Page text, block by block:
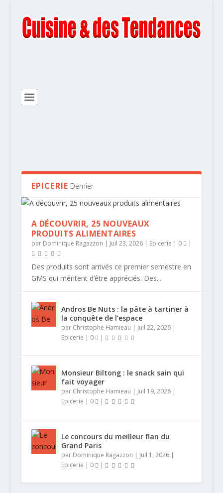
LIQUEUR NEPITA DE L.N. MATTEI,
TREIZE ROSÉS À LA DOUZAINE POUR
A DÉCOUVRIR, 25 NOUVEAUX PRODUITS
ANDROS BE NUTS : LA PÂTE À
140°, LE FRITKOT DE MALLORY GABSI À
CONSEILS DE DINA NIKOLAOU POUR
EPICERIE Dernier
A DÉCOUVRIR, 25 NOUVEAUX
PRODUITS ALIMENTAIRES
par Dominique Ragazzon | Juil 23, 2026| Epicerie | 0 |
Des produits sont arrivés ce premier semestre en
GMS qui méritent d’être appréciés. Des...
Andros Be Nuts : la pâte à tartiner à
la conquête de l’espace
par Christophe Hamieau | Juil 22, 2026|
Epicerie | 0 |
Monsieur Biltong : le snack sain qui
fait voyager
par Christophe Hamieau | Juil 19, 2026|
Epicerie | 0 |
Le concours du meilleur flan du
Grand Paris
par Dominique Ragazzon | Juil 1, 2026|
Epicerie | 0 |